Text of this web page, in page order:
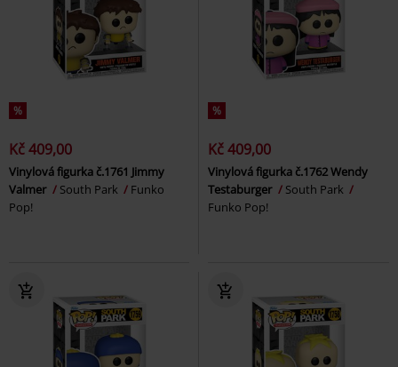
%
Kč 409,00
Vinylová figurka č.1761 Jimmy
Valmer
South Park
Funko
Pop!
%
Kč 409,00
Vinylová figurka č.1762 Wendy
Testaburger
South Park
Funko Pop!